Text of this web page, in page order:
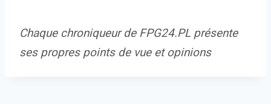
Chaque chroniqueur de FPG24.PL présente
ses propres points de vue et opinions